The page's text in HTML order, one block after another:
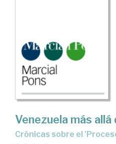
Venezuela más allá
crónicas sobre el